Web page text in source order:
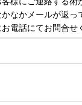
なかメールが返っ
電話にてお問合せ